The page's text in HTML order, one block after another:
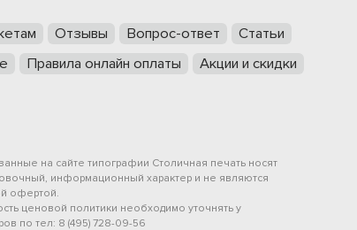
Отзывы Вопрос-ответ
Статьи
Правила онлайн оплаты
Акции и скидки
на сайте типографии Столичная печать носят
информационный характер и не являются
офертой.
ценовой политики необходимо уточнять у
по тел: 8 (495) 728-09-56